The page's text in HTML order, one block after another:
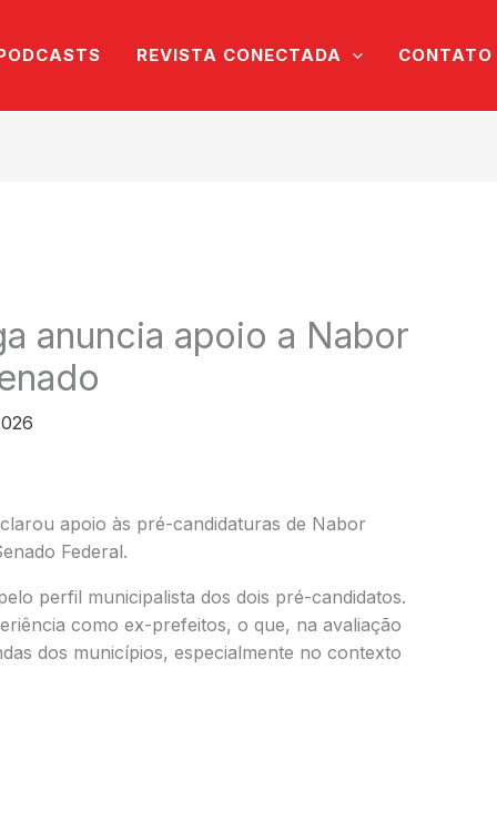
REVISTA CONECTADA CONTATO
anuncia apoio a Nabor
apoio às pré-candidaturas de Nabor
Federal.
perfil municipalista dos dois pré-candidatos.
como ex-prefeitos, o que, na avaliação
dos municípios, especialmente no contexto